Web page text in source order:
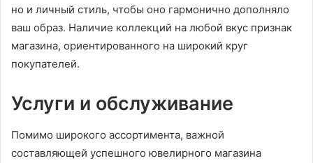
но и личный стиль, чтобы оно гармонично дополняло
ваш образ. Наличие коллекций на любой вкус признак
магазина, ориентированного на широкий круг
покупателей.
Услуги и обслуживание
Помимо широкого ассортимента, важной
составляющей успешного ювелирного магазина